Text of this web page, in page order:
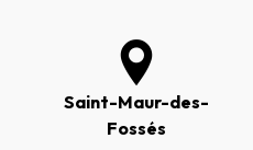
Saint-Maur-des-
Fossés